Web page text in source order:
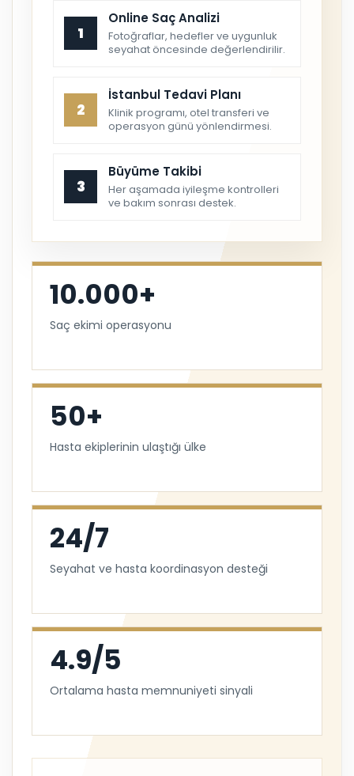
1
Online Saç Analizi
Fotoğraflar, hedefler ve uygunluk
seyahat öncesinde değerlendirilir.
2
İstanbul Tedavi Planı
Klinik programı, otel transferi ve
operasyon günü yönlendirmesi.
3
Büyüme Takibi
Her aşamada iyileşme kontrolleri
ve bakım sonrası destek.
10.000+
Saç ekimi operasyonu
50+
Hasta ekiplerinin ulaştığı ülke
24/7
Seyahat ve hasta koordinasyon desteği
4.9/5
Ortalama hasta memnuniyeti sinyali